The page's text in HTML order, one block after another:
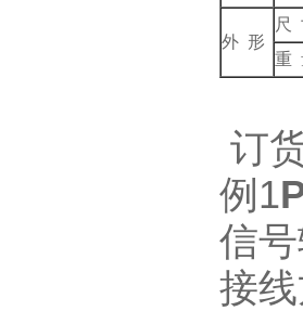
外 形
尺
重
订
例1
信
接